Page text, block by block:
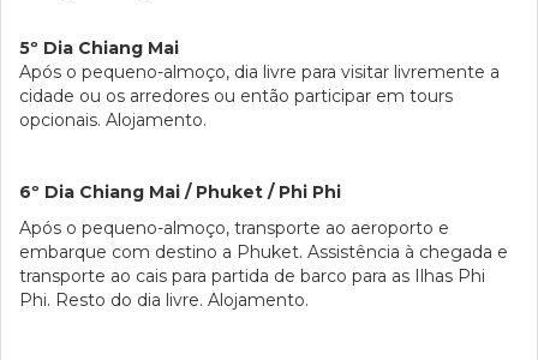
5º Dia Chiang Mai
Após o pequeno-almoço, dia livre para visitar livremente a
cidade ou os arredores ou então participar em tours
opcionais. Alojamento.
6º Dia Chiang Mai / Phuket / Phi Phi
Após o pequeno-almoço, transporte ao aeroporto e
embarque com destino a Phuket. Assistência à chegada e
transporte ao cais para partida de barco para as Ilhas Phi
Phi. Resto do dia livre. Alojamento.